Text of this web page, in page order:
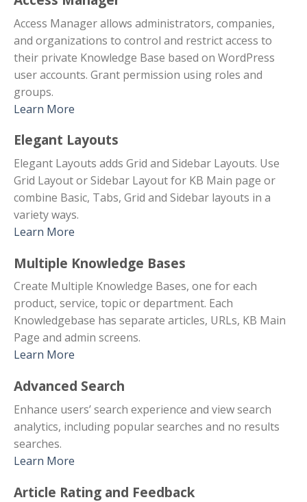
Access Manager allows administrators, companies,
and organizations to control and restrict access to
their private Knowledge Base based on WordPress
user accounts. Grant permission using roles and
groups.
Learn More
Elegant Layouts
Elegant Layouts adds Grid and Sidebar Layouts. Use
Grid Layout or Sidebar Layout for KB Main page or
combine Basic, Tabs, Grid and Sidebar layouts in a
variety ways.
Learn More
Multiple Knowledge Bases
Create Multiple Knowledge Bases, one for each
product, service, topic or department. Each
Knowledgebase has separate articles, URLs, KB Main
Page and admin screens.
Learn More
Advanced Search
Enhance users’ search experience and view search
analytics, including popular searches and no results
searches.
Learn More
Article Rating and Feedback